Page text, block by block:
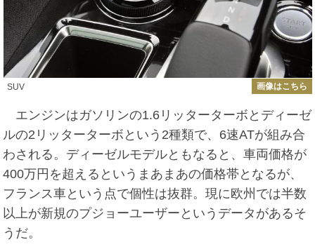
SUV 画像はこちら
エンジンはガソリンの1.6リッターターボとディーゼ
ルの2リッターターボという2種類で、6速ATが組み合
わされる。ディーゼルモデルともなると、車両価格が
400万円を超えるというまあまあの価格帯となるが、
フランス車という点で個性は抜群。現に欧州では半数
以上が新規のプジョーユーザーというデータがあるそ
うだ。